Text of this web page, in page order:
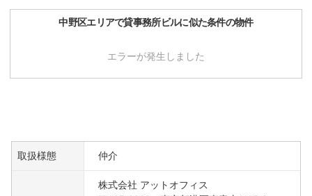
中野区エリアで貸事務所ビルに似た条件の物件
エラーが発生しました
取扱様態 仲介
株式会社 アットオフィス